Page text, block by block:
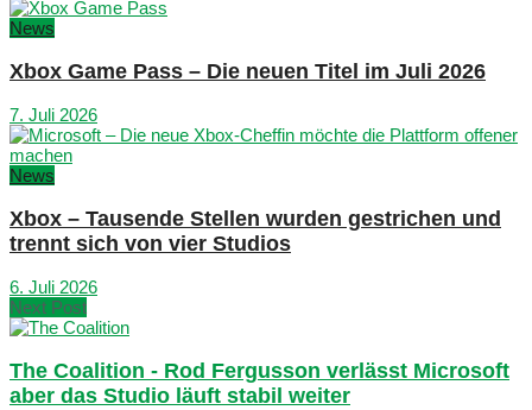
News
Xbox Game Pass – Die neuen Titel im Juli 2026
7. Juli 2026
News
Xbox – Tausende Stellen wurden gestrichen und
trennt sich von vier Studios
6. Juli 2026
Next Post
The Coalition - Rod Fergusson verlässt Microsoft
aber das Studio läuft stabil weiter